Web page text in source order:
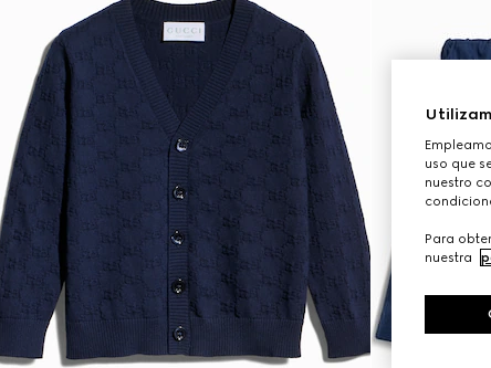
uso que
nuestro
Para
nuestra